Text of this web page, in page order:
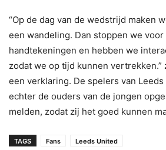
“Op de dag van de wedstrijd maken
een wandeling. Dan stoppen we voor
handtekeningen en hebben we
zodat we op tijd kunnen
een verklaring. De spelers van
echter de ouders van de jongen
melden, zodat zij het goed kunnen
TAGS Fans Leeds United